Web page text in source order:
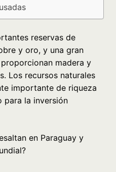
reservas de
y oro, y una gran
madera y
Los recursos naturales
importante de riqueza
para la inversión
en Paraguay y